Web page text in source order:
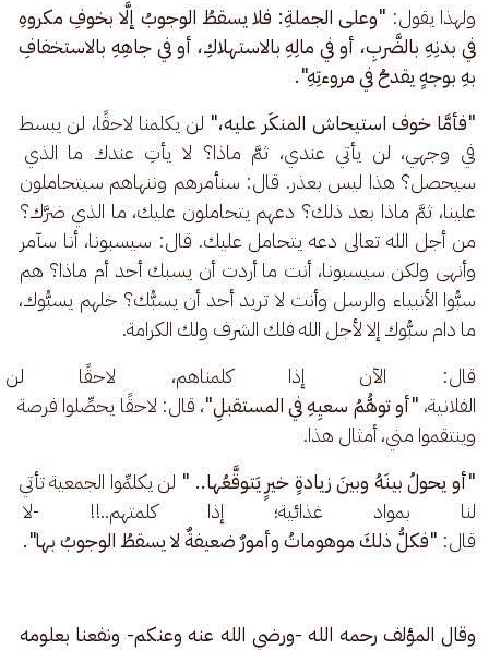
ولهذا يقول: "وعلى الجملةِ: فلا يسقطُ الوجوبُ إلَّا بخوفِ مكروهِ
في بدنِهِ بالضَّربِ، أو في مالِهِ بالاستهلاكِ، أو في جاهِهِ بالاستخفافِ
بهِ بوجهٍ يقدحُ في مروءتِهِ".
"فأمَّا خوف استيحاش المنكَر عليه،" لن يكلمنا لاحقًا، لن يبسط
في وجهي، لن يأتي عندي، ثمَّ ماذا؟ لا يأتِ عندك ما الذي
سيحصل؟ هذا ليس بعذر. قال: سنأمرهم وننهاهم سيتحاملون
علينا، ثمَّ ماذا بعد ذلك؟ دعهم يتحاملون عليك، ما الذي ضرَّك؟
من أجل الله تعالى دعه يتحامل عليك. قال: سيسبونا، أنا سآمر
وأنهى ولكن سيسبونا، أنت ما أردت أن يسبك أحد أم ماذا؟ هم
سبُّوا الأنبياء والرسل وأنت لا تريد أحد أن يسبُّك؟ خلهم يسبُّوك،
ما دام سبُّوك إلا لأجل الله فلك الشرف ولك الكرامة.
قال: الآن إذا كلمناهم، لاحقًا
الفلانية، "أو توهُّمُ سعيِهِ في المستقبلِ"، قال: لاحقًا يحصِّلوا فرصة
وينتقموا مني، أمثال هذا.
"أو يحولُ بينَهُ وبينَ زيادةٍ خيرٍ يَتوقَّعُها.. " لن يكلمِّوا الجمعية تأتي
لنا بمواد غذائية؛ إذا كلمتهم..!!
قال: "فكلُّ ذلكَ موهوماتُ وأمورٌ ضعيفةٌ لا يسقطُ الوجوبُ بها".
وقال المؤلف رحمه الله -ورضي الله عنه وعنكم- ونفعنا بعلومه